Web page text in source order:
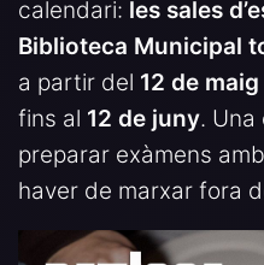
calendari: les sales
Biblioteca Municipal
a partir del 12 de maig
fins al 12 de juny.
preparar exàmens
haver de marxar fora